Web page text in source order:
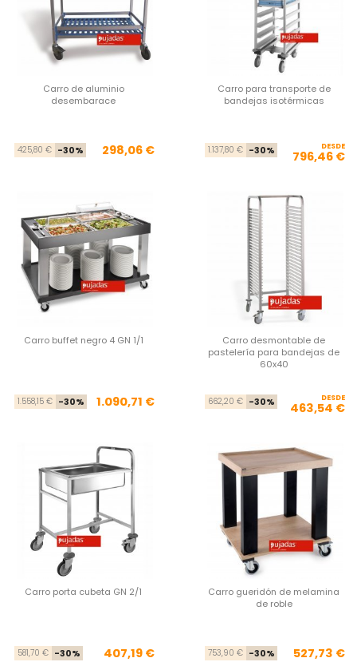
Carro de aluminio
desembarace
Precio base
425,80 € -30% Precio
298,06 €
Carro para transporte de
bandejas isotérmicas
1.137,80 € -30% DESDE
796,46 €
Carro buffet negro 4 GN 1/1
Precio base
1.558,15 € -30% Precio
1.090,71 €
Carro desmontable de
pastelería para bandejas de
60x40
662,20 € -30% DESDE
463,54 €
Carro porta cubeta GN 2/1
Precio base
581,70 € -30% Precio
407,19 €
Carro gueridón de melamina
de roble
753,90 € -30% 527,73 €